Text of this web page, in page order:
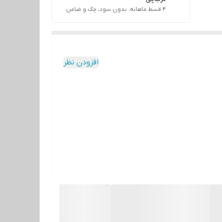
۴ قسط ماهانه. بدون سود، چک و ضامن.
افزودن نظر